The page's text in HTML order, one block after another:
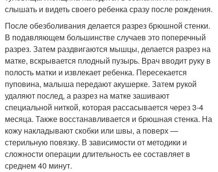
слышать и видеть своего ребенка сразу после рождения.
После обезболивания делается разрез брюшной стенки.
В подавляющем большинстве случаев это поперечный
разрез. Затем раздвигаются мышцы, делается разрез на
матке, вскрывается плодный пузырь. Врач вводит руку в
полость матки и извлекает ребенка. Пересекается
пуповина, малыша передают акушерке. Затем рукой
удаляют послед, а разрез на матке зашивают
специальной ниткой, которая рассасывается через 3-4
месяца. Также восстанавливается и брюшная стенка. На
кожу накладывают скобки или швы, а поверх —
стерильную повязку. В зависимости от методики и
сложности операции длительность ее составляет в
среднем 40 минут.